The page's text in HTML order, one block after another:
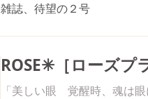
雑誌、待望の２号
ROSE✳［ローズプ
「美しい眼 覚醒時、魂は眼